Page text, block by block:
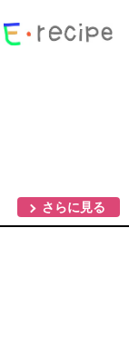
さらに見る